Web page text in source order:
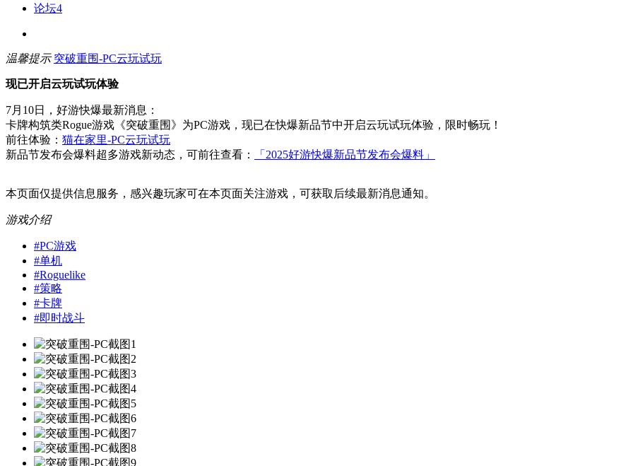
论坛4
温馨提示 突破重围-PC云玩试玩
现已开启云玩试玩体验
7月10日，好游快爆最新消息：
卡牌构筑类Rogue游戏《突破重围》为PC游戏，现已在快爆新品节中开启云玩试玩体验，限时畅玩！
前往体验： 猫在家里-PC云玩试玩
新品节发布会爆料超多游戏新动态，可前往查看：
「2025好游快爆新品节发布会爆料」
本页面仅提供信息服务，感兴趣玩家可在本页面关注游戏，可获取后续最新消息通知。
游戏介绍
#PC游戏
#单机
#Roguelike
#策略
#卡牌
#即时战斗